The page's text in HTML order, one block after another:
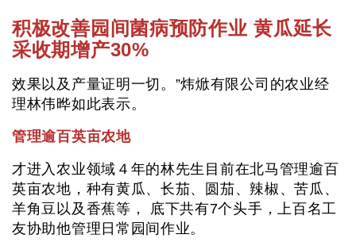
积极改善园间菌病预防作业 黄瓜延长
采收期增产30%
效果以及产量证明一切。”炜焮有限公司的农业经
理林伟晔如此表示。
管理逾百英亩农地
才进入农业领域４年的林先生目前在北马管理逾百
英亩农地，种有黄瓜、长茄、圆茄、辣椒、苦瓜、
羊角豆以及香蕉等， 底下共有7个头手，上百名工
友协助他管理日常园间作业。